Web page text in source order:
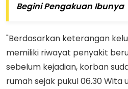
Begini Pengakuan Ibunya
"Berdasarkan keterangan
memiliki riwayat penyakit
sebelum kejadian, korban
rumah sejak pukul 06.30 Wita